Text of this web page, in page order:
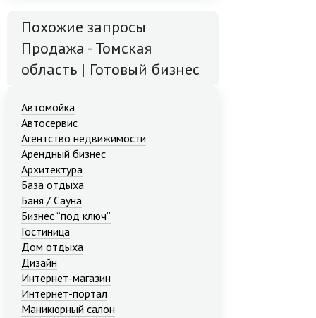
Похожие запросы
Продажа - Томская
область | Готовый бизнес
Автомойка
Автосервис
Агентство недвижимости
Арендный бизнес
Архитектура
База отдыха
Баня / Сауна
Бизнес “под ключ”
Гостиница
Дом отдыха
Дизайн
Интернет-магазин
Интернет-портал
Маникюрный салон